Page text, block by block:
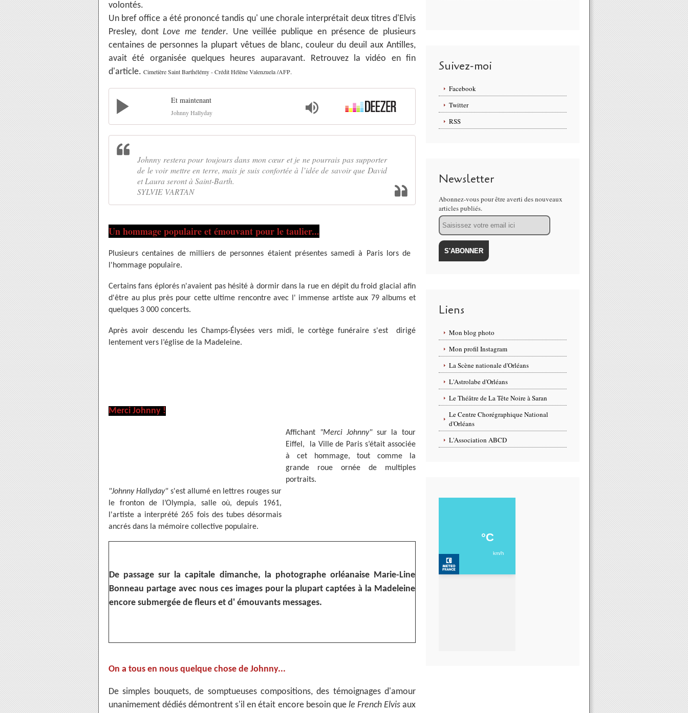
volontés.
Un bref office a été prononcé tandis qu' une chorale interprétait deux titres d'Elvis
Presley, dontLove me tender. Une veillée publique en présence de plusieurs
centaines de personnes la plupart vêtues de blanc, couleur du deuil aux Antilles,
avait été organisée quelques heures auparavant. Retrouvez la vidéo en fin
d'article. Cimetière Saint Barthélémy - Crédit Hélène Valenzuela /AFP.
Et maintenant
Johnny Hallyday
Johnny restera pour toujours dans mon cœur et je ne pourrais pas supporter
de le voir mettre en terre, mais je suis confortée à l’idée de savoir que David
et Laura seront à Saint-Barth.
SYLVIE VARTAN
Un hommage populaire et émouvant pour le taulier...
Plusieurs centaines de milliers de personnes étaient présentes samedi à Paris lors de
l'hommage populaire.
Certains fans éplorés n'avaient pas hésité à dormir dans la rue en dépit du froid glacial afin
d'être au plus près pour cette ultime rencontre avec l' immense artiste aux 79 albums et
quelques 3 000 concerts.
Après avoir descendu les Champs-Élysées vers midi, le cortège funéraire s'est dirigé
lentement vers l’église de la Madeleine.
Merci Johnny !
Affichant "Merci Johnny" sur la tour
Eiffel, la Ville de Paris s’était associée
à cet hommage, tout comme la
grande roue ornée de multiples
portraits.
"Johnny Hallyday" s'est allumé en lettres rouges sur
le fronton de l’Olympia, salle où, depuis 1961,
l'artiste a interprété 265 fois des tubes désormais
ancrés dans la mémoire collective populaire.
De passage sur la capitale dimanche, la photographe orléanaise Marie-Line
Bonneau partage avec nous ces images pour la plupart captées à la Madeleine
encore submergée de fleurs et d' émouvants messages.
On a tous en nous quelque chose de Johnny...
De simples bouquets, de somptueuses compositions, des témoignages d'amour
unanimement dédiés démontrent s'il en était encore besoin quele French Elvisaux
Suivez-moi
Facebook
Twitter
RSS
Newsletter
Abonnez-vous pour être averti des nouveaux
articles publiés.
Email
Liens
Mon blog photo
Mon profil Instagram
La Scène nationale d'Orléans
L'Astrolabe d'Orléans
Le Théâtre de La Tête Noire à Saran
Le Centre Chorégraphique National
d'Orléans
L'Association ABCD